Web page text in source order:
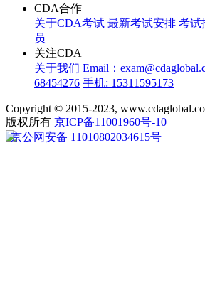
CDA合作
关于CDA考试 最新考试安排 考试
员
关注CDA
关于我们 Email：
68454276 手机: 15311595173
Copyright © 2015-2023,
版权所有 京ICP备11001960号-10
京公网安备 11010802034615号